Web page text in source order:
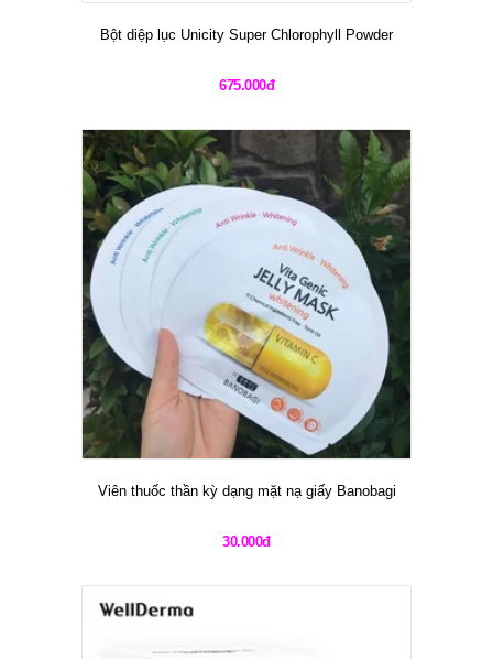
Bột diệp lục Unicity Super Chlorophyll Powder
675.000đ
Viên thuốc thần kỳ dạng mặt nạ giấy Banobagi
30.000đ